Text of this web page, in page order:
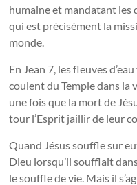
humaine et mandatant les
qui est précisément la
monde.
En Jean 7, les fleuves
coulent du Temple dans la
une fois que la mort de
tour l’Esprit jaillir de leur
Quand Jésus souffle sur
Dieu lorsqu’il soufflait
le souffle de vie. Mais il